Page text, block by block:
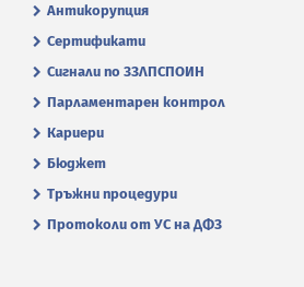
Антикорупция
Сертификати
Сигнали по ЗЗЛПСПОИН
Парламентарен контрол
Кариери
Бюджет
Тръжни процедури
Протоколи от УС на ДФЗ